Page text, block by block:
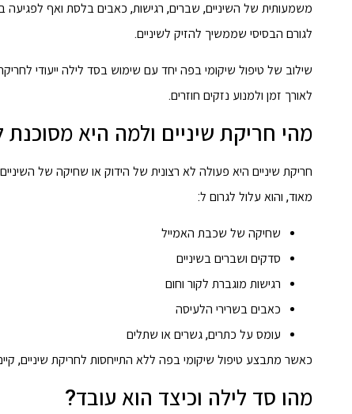
משמעותית של השיניים, שברים, רגישות, כאבים בלסת ואף לפגיעה
לגורם הבסיסי שממשיך להזיק לשיניים.
שילוב של טיפול שיקומי בפה יחד עם שימוש בסד לילה ייעודי
לאורך זמן ולמנוע נזקים חוזרים.
מהי חריקת שיניים ולמה היא
חריקת שיניים היא פעולה לא רצונית של הידוק או שחיקה של
מאוד, והוא עלול לגרום ל:
שחיקה של שכבת האמייל
סדקים ושברים בשיניים
רגישות מוגברת לקור וחום
כאבים בשרירי הלעיסה
עומס על כתרים, גשרים או שתלים
כאשר מתבצע טיפול שיקומי בפה ללא התייחסות לחריקת שיניים,
מהו סד לילה וכיצד הוא עובד?